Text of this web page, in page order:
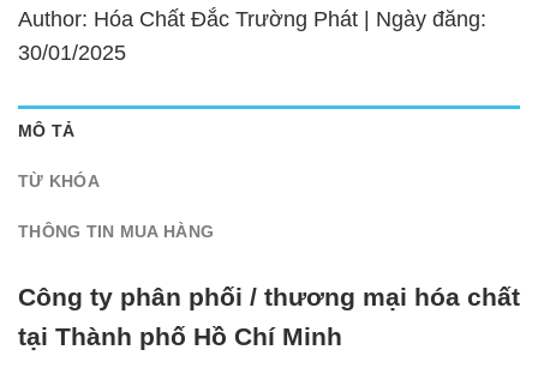
Author: Hóa Chất Đắc Trường Phát | Ngày đăng:
30/01/2025
MÔ TẢ
TỪ KHÓA
THÔNG TIN MUA HÀNG
Công ty phân phối / thương mại hóa chất
tại Thành phố Hồ Chí Minh